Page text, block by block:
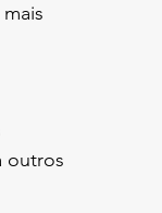
outros